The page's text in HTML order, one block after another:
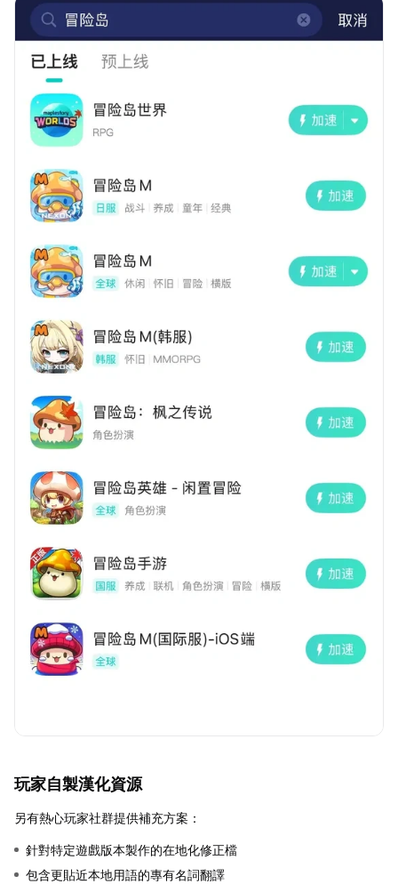
玩家自製漢化資源
另有熱心玩家社群提供補充方案：
針對特定遊戲版本製作的在地化修正檔
包含更貼近本地用語的專有名詞翻譯